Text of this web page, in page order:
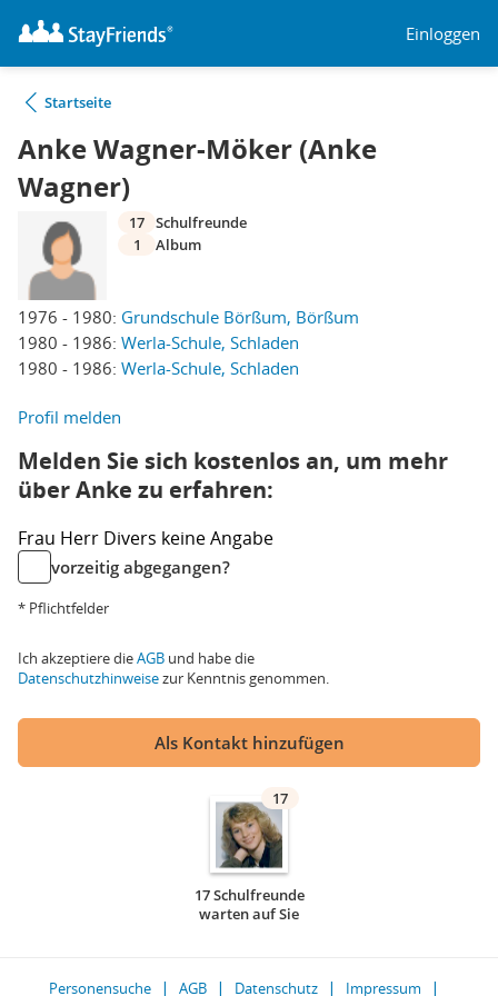
Einloggen
Startseite
Anke Wagner-Möker (Anke
Wagner)
1976 - 1980: Grundschule Börßum, Börßum
1980 - 1986: Werla-Schule, Schladen
1980 - 1986: Werla-Schule, Schladen
17 Schulfreunde
1
Album
Profil melden
Melden Sie sich kostenlos an, um mehr
über Anke zu erfahren:
Frau Herr Divers keine Angabe
vorzeitig abgegangen?
* Pflichtfelder
Ich akzeptiere dieAGB und habe die
Datenschutzhinweisezur Kenntnis genommen.
Als Kontakt hinzufügen
17
17 Schulfreunde
warten auf Sie
Personensuche AGB Datenschutz Impressum